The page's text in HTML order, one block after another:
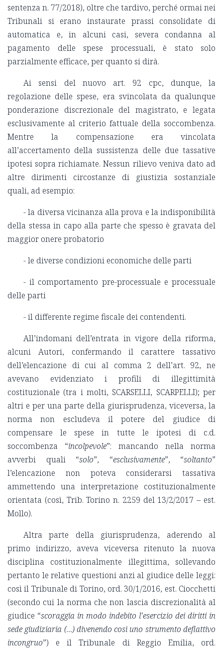
sentenza n. 77/2018), oltre che tardivo, perché ormai nei
Tribunali si erano instaurate prassi consolidate di
automatica e, in alcuni casi, severa condanna al
pagamento delle spese processuali, è stato solo
parzialmente efficace, per quanto si dirà.
Ai sensi del nuovo art. 92 cpc, dunque, la
regolazione delle spese, era svincolata da qualunque
ponderazione discrezionale del magistrato, e legata
esclusivamente al criterio fattuale della soccombenza.
Mentre la compensazione era vincolata
all’accertamento della sussistenza delle due tassative
ipotesi sopra richiamate. Nessun rilievo veniva dato ad
altre dirimenti circostanze di giustizia sostanziale
quali, ad esempio:
- la diversa vicinanza alla prova e la indisponibilità
della stessa in capo alla parte che spesso è gravata del
maggior onere probatorio
- le diverse condizioni economiche delle parti
- il comportamento pre-processuale e processuale
delle parti
- il differente regime fiscale dei contendenti.
All’indomani dell’entrata in vigore della riforma,
alcuni Autori, confermando il carattere tassativo
dell’elencazione di cui al comma 2 dell’art. 92, ne
avevano evidenziato i profili di illegittimità
costituzionale (tra i molti, SCARSELLI, SCARPELLI); per
altri e per una parte della giurisprudenza, viceversa, la
norma non escludeva il potere del giudice di
compensare le spese in tutte le ipotesi di c.d.
soccombenza “incolpevole”: mancando nella norma
avverbi quali “solo”, “esclusivamente”, “soltanto”
l’elencazione non poteva considerarsi tassativa
ammettendo una interpretazione costituzionalmente
orientata (così, Trib. Torino n. 2259 del 13/2/2017 – est.
Mollo).
Altra parte della giurisprudenza, aderendo al
primo indirizzo, aveva viceversa ritenuto la nuova
disciplina costituzionalmente illegittima, sollevando
pertanto le relative questioni anzi al giudice delle leggi:
così il Tribunale di Torino, ord. 30/1/2016, est. Ciocchetti
(secondo cui la norma che non lascia discrezionalità al
giudice “scoraggia in modo indebito l’esercizio dei diritti in
sede giudiziaria (…) divenendo così uno strumento deflattivo
incongruo”) e il Tribunale di Reggio Emilia, ord.